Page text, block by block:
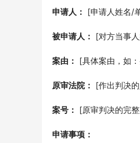
申请人： [申请人姓名/
被申请人： [对方当事
案由： [具体案由，如
原审法院： [作出判决
案号： [原审判决的完
申请事项：